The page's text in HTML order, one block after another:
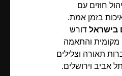
חוזים עם
בזמן אמת.
בישראל דורש
מקומית והתאמה
תאורה וצלילים
אביב וירושלים.